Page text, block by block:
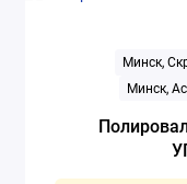
Минск,
Минск,